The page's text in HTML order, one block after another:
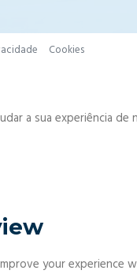
Cookies
a sua experiência
your experience